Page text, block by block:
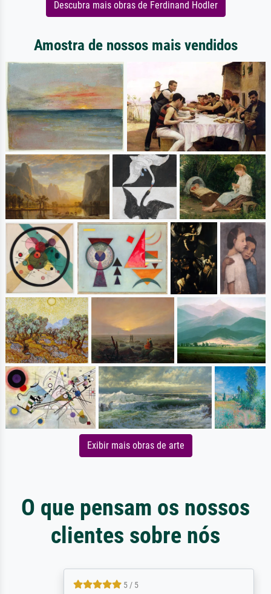
Descubra mais obras de Ferdinand Hodler
Amostra de nossos mais vendidos
Exibir mais obras de arte
O que pensam os nossos
clientes sobre nós
5 / 5